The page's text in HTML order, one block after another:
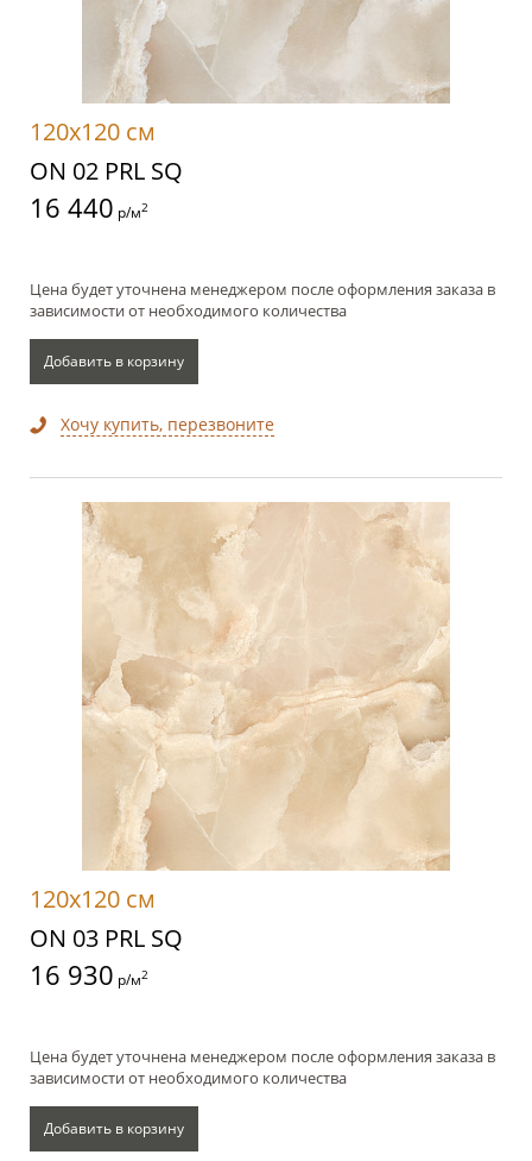
120x120 см
ON 02 PRL SQ
16 440 р/м2
Цена будет уточнена менеджером после оформления заказа в
зависимости от необходимого количества
Добавить в корзину
Хочу купить, перезвоните
120x120 см
ON 03 PRL SQ
16 930 р/м2
Цена будет уточнена менеджером после оформления заказа в
зависимости от необходимого количества
Добавить в корзину